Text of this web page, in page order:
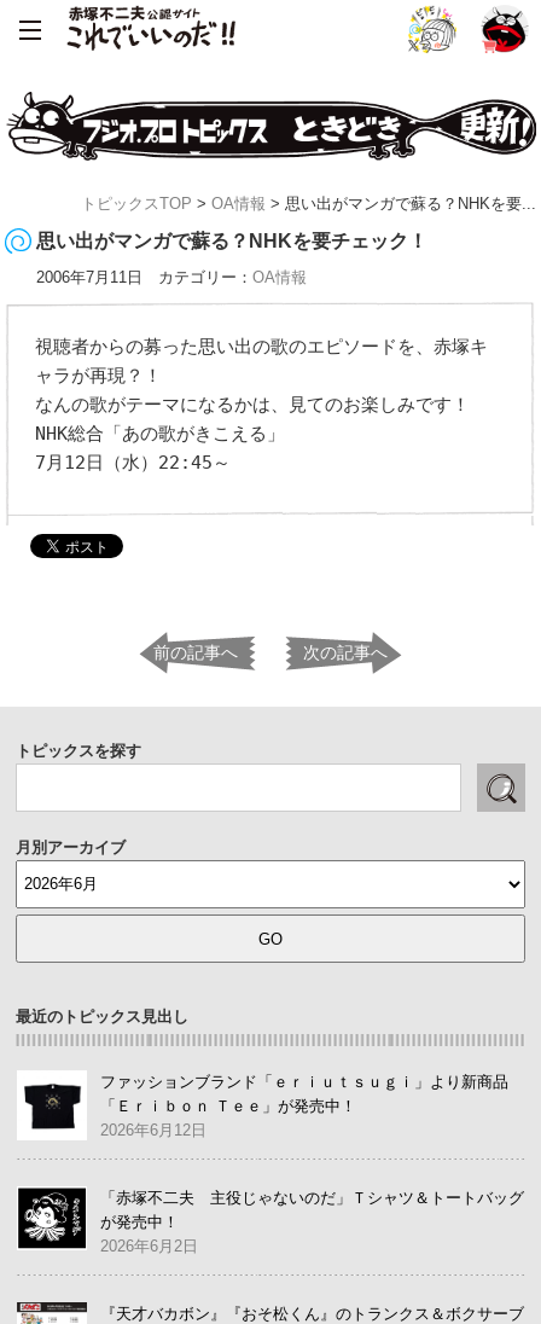
トピックスTOP > OA情報 > 思い出がマンガで蘇る？NHKを要...
思い出がマンガで蘇る？NHKを要チェック！
2006年7月11日 カテゴリー：OA情報
視聴者からの募った思い出の歌のエピソードを、赤塚キ
ャラが再現？！
なんの歌がテーマになるかは、見てのお楽しみです！
NHK総合「あの歌がきこえる」
7月12日（水）22:45～
前の記事へ 次の記事へ
トピックスを探す
月別アーカイブ
最近のトピックス見出し
ファッションブランド「ｅｒｉｕｔｓｕｇｉ」より新商品
「Ｅｒｉｂｏｎ Ｔｅｅ」が発売中！
2026年6月12日
「赤塚不二夫 主役じゃないのだ」Ｔシャツ＆トートバッグ
が発売中！
2026年6月2日
『天才バカボン』『おそ松くん』のトランクス＆ボクサーブ